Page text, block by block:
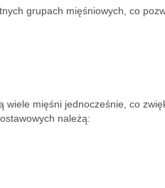
grupach mięśniowych, co
wiele mięśni jednocześnie, co
należą: